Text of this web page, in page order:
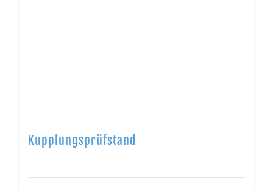
Kupplungsprüfstand